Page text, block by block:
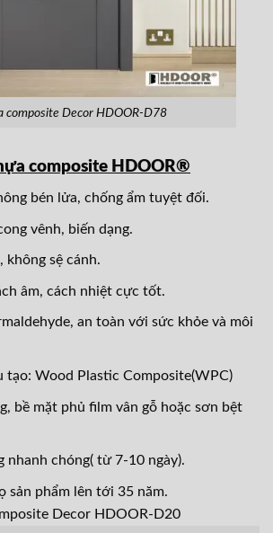
composite Decor HDOOR-D78
composite HDOOR®
bén lửa, chống ẩm tuyệt đối.
vênh, biến dạng.
không sệ cánh.
âm, cách nhiệt cực tốt.
an toàn với sức khỏe và môi
tạo: Wood Plastic Composite(WPC)
bề mặt phủ film vân gỗ hoặc sơn bệt
nhanh chóng( từ 7-10 ngày).
sản phẩm lên tới 35 năm.